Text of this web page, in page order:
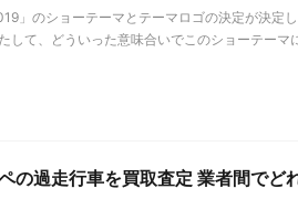
」のショーテーマとテーマロゴの決定が決定
して、どういった意味合いでこのショーテーマ
の過走行車を買取査定 業者間でど